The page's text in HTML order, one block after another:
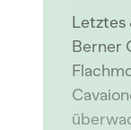
Letztes
Berner